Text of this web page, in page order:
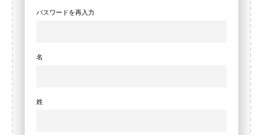
パスワードを再入力
名
姓